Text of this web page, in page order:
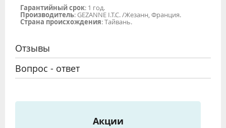
Гарантийный срок: 1 год.
Производитель: GEZANNE I.T.C. /Жезанн, Франция.
Страна происхождения: Тайвань.
Отзывы
Вопрос - ответ
Акции